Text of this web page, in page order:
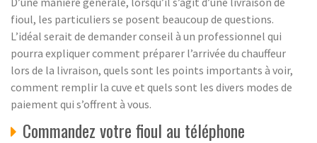
fioul, les particuliers se posent beaucoup de questions.
L’idéal serait de demander conseil à un professionnel qui
pourra expliquer comment préparer l’arrivée du chauffeur
lors de la livraison, quels sont les points importants à voir,
comment remplir la cuve et quels sont les divers modes de
paiement qui s’offrent à vous.
Commandez votre fioul au téléphone